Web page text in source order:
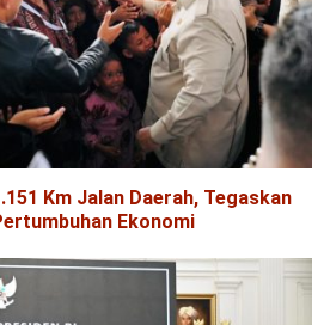
Km Jalan Daerah, Tegaskan
Ekonomi